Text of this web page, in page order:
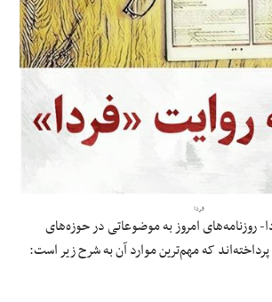
فردا
روزنامه‌های امروز به موضوعاتی در حوزه‌های
که مهم‌ترین موارد آن به شرح زیر است: